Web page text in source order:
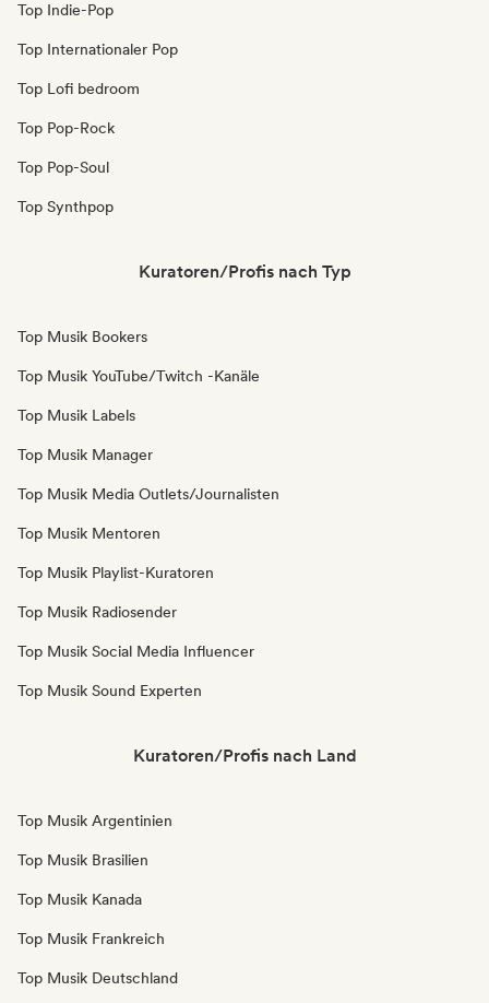
Top Indie-Pop
Top Internationaler Pop
Top Lofi bedroom
Top Pop-Rock
Top Pop-Soul
Top Synthpop
Kuratoren/Profis nach Typ
Top Musik Bookers
Top Musik YouTube/Twitch -Kanäle
Top Musik Labels
Top Musik Manager
Top Musik Media Outlets/Journalisten
Top Musik Mentoren
Top Musik Playlist-Kuratoren
Top Musik Radiosender
Top Musik Social Media Influencer
Top Musik Sound Experten
Kuratoren/Profis nach Land
Top Musik Argentinien
Top Musik Brasilien
Top Musik Kanada
Top Musik Frankreich
Top Musik Deutschland